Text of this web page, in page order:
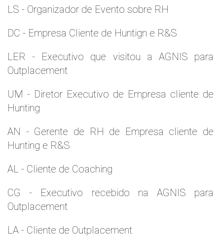
LS - Organizador de Evento sobre RH
DC - Empresa Cliente de Huntign e R&S
LER - Executivo que visitou a AGNIS para
Outplacement
UM - Diretor Executivo de Empresa cliente de
Hunting
AN - Gerente de RH de Empresa cliente de
Hunting e R&S
AL - Cliente de Coaching
CG - Executivo recebido na AGNIS para
Outplacement
LA - Cliente de Outplacement